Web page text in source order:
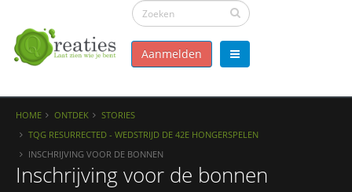
Aanmelden
HOME ONTDEK
STORIES
TQG RESURRECTED - WEDSTRIJD DE 42E HONGERSPELEN
INSCHRIJVING VOOR DE BONNEN
Inschrijving voor de bonnen